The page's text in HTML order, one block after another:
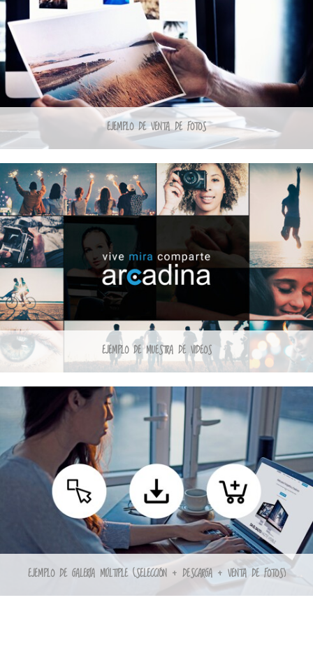
EJEMPLO DE VENTA DE FOTOS
EJEMPLO DE MUESTRA DE VIDEOS
EJEMPLO DE GALERÍA MÚLTIPLE (SELECCIÓN + DESCARGA + VENTA DE FOTOS)